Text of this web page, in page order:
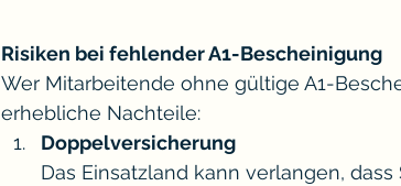
Risiken bei fehlender A1-Bescheinigung
Wer Mitarbeitende ohne gültige A1-
erhebliche Nachteile:
Doppelversicherung
Das Einsatzland kann verlangen,